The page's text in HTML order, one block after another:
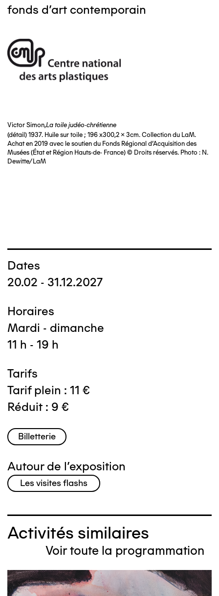
fonds d'art contemporain
Victor Simon,La toile judéo-chrétienne
(détail) 1937. Huile sur toile ; 196 x300,2 x 3cm. Collection du LaM.
Achat en 2019 avec le soutien du Fonds Régional d’Acquisition des
Musées (État et Région Hauts-de- France) © Droits réservés. Photo : N.
Dewitte/LaM
Dates
20.02 - 31.12.2027
Horaires
Mardi - dimanche
11 h - 19 h
Tarifs
Tarif plein : 11 €
Réduit : 9 €
Billetterie
Autour de l'exposition
Les visites flashs
Activités similaires
Voir toute la programmation
Image